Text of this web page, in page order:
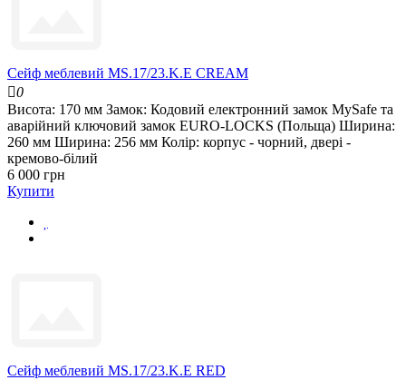
Сейф меблевий MS.17/23.K.E CREAM
0
Висота: 170 мм Замок: Кодовий електронний замок MySafe та
аварійний ключовий замок EURO-LOCKS (Польща) Ширина:
260 мм Ширина: 256 мм Колір: корпус - чорний, двері -
кремово-білий
6 000 грн
Купити
Сейф меблевий MS.17/23.K.E RED